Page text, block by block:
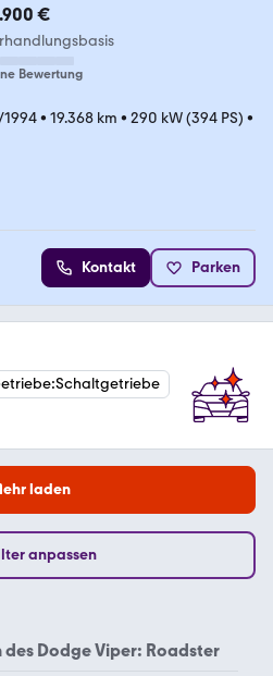
€
Bewertung
1994• 19.368 km • 290 kW (394 PS) •
Kontakt Parken
:Schaltgetriebe
laden
anpassen
des Dodge Viper: Roadster